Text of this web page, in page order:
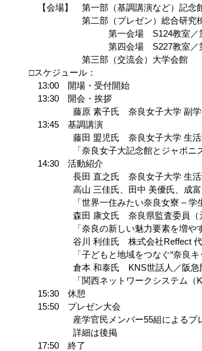
【会場】 第一部（基調講演など）記念
第二部（プレゼン）総合研究棟（
第一会場 S124教室／第二会場
第四会場 S227教室／第五
第三部（交流会）大学会館
□スケジュール：
13:00 開場・受付開始
13:30 開会・挨拶
藤原 素子氏 奈良女子大学 副学
13:45 基調講演
藤田 盟児氏 奈良女子大学 生活環
「奈良女子大記念館とジャポニズ
14:30 活動紹介
長田 直之氏 奈良女子大学 生活環
高山 三佳氏、田中 美優氏、成富 悠
「世界一住みたい奈良女寮 – 学生が
森田 康文氏 奈良県監査委員（元 奈
「奈良の新しい魅力要素を増やす一つ
谷川 利佳氏 株式会社Reffect 代
「子どもと地域をつなぐ“奈良キッズ
倉本 和泰氏 KNS世話人／阪急阪
「関西ネットワークシステム（KNS
15:30 休憩
15:50 プレゼン大会
産学官民メンバー55組によるプレ
詳細は後掲
17:50 終了